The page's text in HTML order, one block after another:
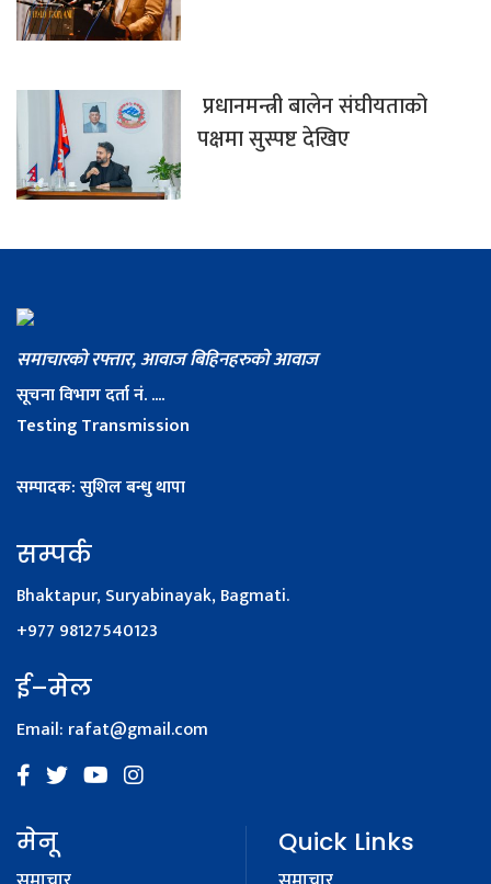
प्रधानमन्त्री बालेन संघीयताको
पक्षमा सुस्पष्ट देखिए
समाचारको रफ्तार, आवाज बिहिनहरुको आवाज
सूचना विभाग दर्ता नं. ....
Testing Transmission
सम्पादक: सुशिल बन्धु थापा
सम्पर्क
Bhaktapur, Suryabinayak, Bagmati.
+977 98127540123
ई–मेल
Email: rafat@gmail.com
मेनू Quick Links